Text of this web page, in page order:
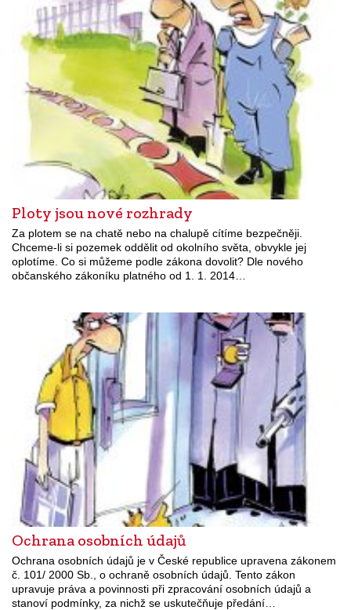
Ploty jsou nové rozhrady
Za plotem se na chatě nebo na chalupě cítíme bezpečněji.
Chceme-li si pozemek oddělit od okolního světa, obvykle jej
oplotíme. Co si můžeme podle zákona dovolit? Dle nového
občanského zákoníku platného od 1. 1. 2014…
Ochrana osobních údajů
Ochrana osobních údajů je v České republice upravena zákonem
č. 101/ 2000 Sb., o ochraně osobních údajů. Tento zákon
upravuje práva a povinnosti při zpracování osobních údajů a
stanoví podmínky, za nichž se uskutečňuje předání…